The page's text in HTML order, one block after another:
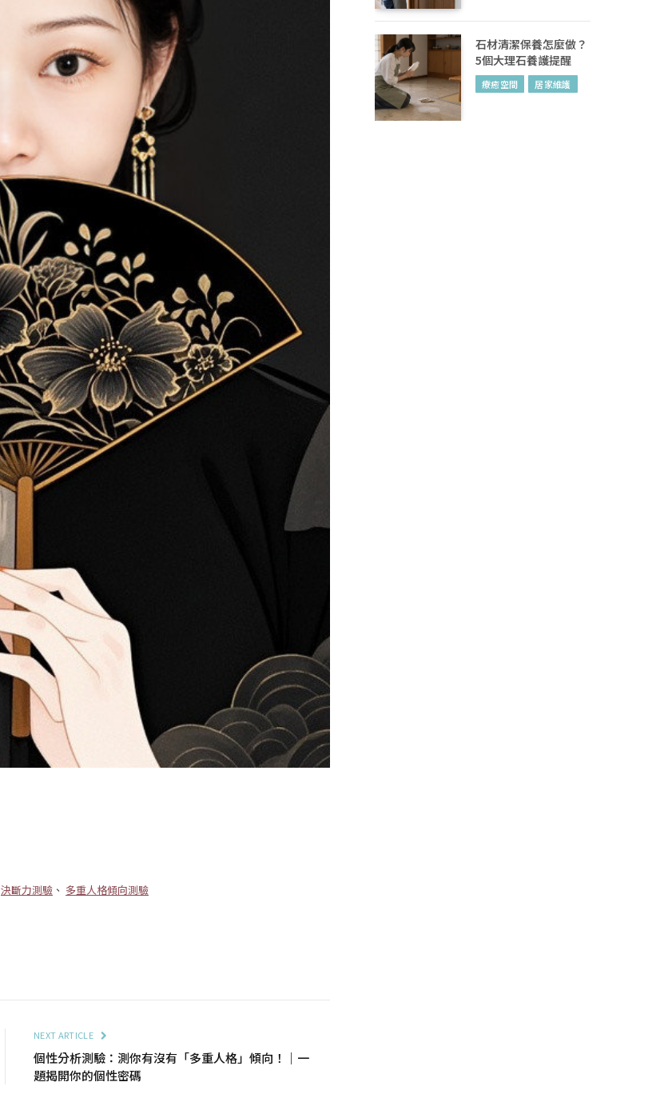
決斷力測驗 、 多重人格傾向測驗
NEXT ARTICLE
個性分析測驗：測你有沒有「多重人格」傾向！｜一
題揭開你的個性密碼
石材清潔保養怎麼做？
5個大理石養護提醒
療癒空間 居家維護